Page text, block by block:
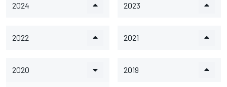
2024 2023
2022 2021
2020 2019